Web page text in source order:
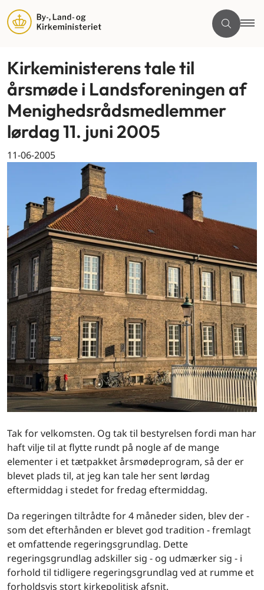
Kirkeministerens tale til
årsmøde i Landsforeningen af
Menighedsrådsmedlemmer
lørdag 11. juni 2005
11-06-2005
Tak for velkomsten. Og tak til bestyrelsen fordi man har
haft vilje til at flytte rundt på nogle af de mange
elementer i et tætpakket årsmødeprogram, så der er
blevet plads til, at jeg kan tale her sent lørdag
eftermiddag i stedet for fredag eftermiddag.
Da regeringen tiltrådte for 4 måneder siden, blev der -
som det efterhånden er blevet god tradition - fremlagt
et omfattende regeringsgrundlag. Dette
regeringsgrundlag adskiller sig - og udmærker sig - i
forhold til tidligere regeringsgrundlag ved at rumme et
forholdsvis stort kirkepolitisk afsnit.